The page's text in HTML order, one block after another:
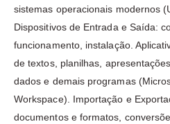
sistemas operacionais modernos
Dispositivos de Entrada e Saída:
funcionamento, instalação.
de textos, planilhas,
dados e demais programas
Workspace). Importação e
documentos e formatos,